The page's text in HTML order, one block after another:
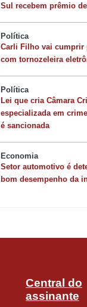
Sul recebem prêmio
Política
Carli Filho vai cumprir
com tornozeleira
Política
Lei que cria Câmara
especializada em
é sancionada
Economia
Setor automotivo é
bom desempenho da
Central do
assinante